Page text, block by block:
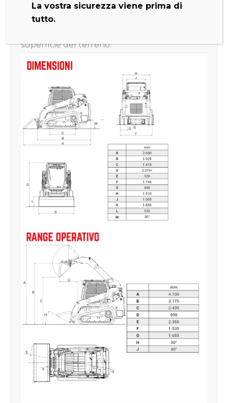
sollevamento di 4.100 mm ed è dotato di
benne con funzione flottante, perfetta per
superficie del terreno.
La vostra sicurezza viene prima di
tutto.